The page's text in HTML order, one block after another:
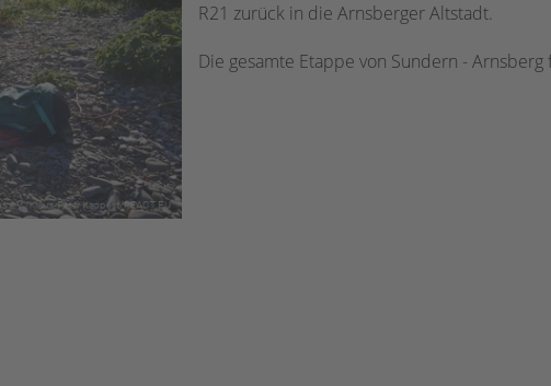
R21 zurück in die Arnsberger Altstadt.
Die gesamte Etappe von Sundern - Arnsberg